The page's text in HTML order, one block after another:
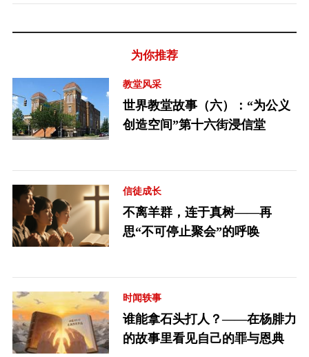
为你推荐
教堂风采
世界教堂故事（六）：“为公义
创造空间”第十六街浸信堂
信徒成长
不离羊群，连于真树——再
思“不可停止聚会”的呼唤
时闻轶事
谁能拿石头打人？——在杨腓力
的故事里看见自己的罪与恩典